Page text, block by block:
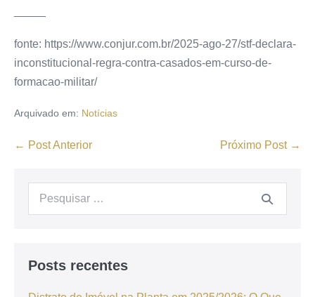
fonte: https://www.conjur.com.br/2025-ago-27/stf-declara-
inconstitucional-regra-contra-casados-em-curso-de-
formacao-militar/
Arquivado em: Notícias
← Post Anterior Próximo Post →
Posts recentes